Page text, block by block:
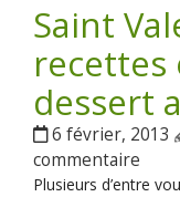
Saint
recettes
dessert
6 février, 2013
commentaire
Plusieurs d’entre